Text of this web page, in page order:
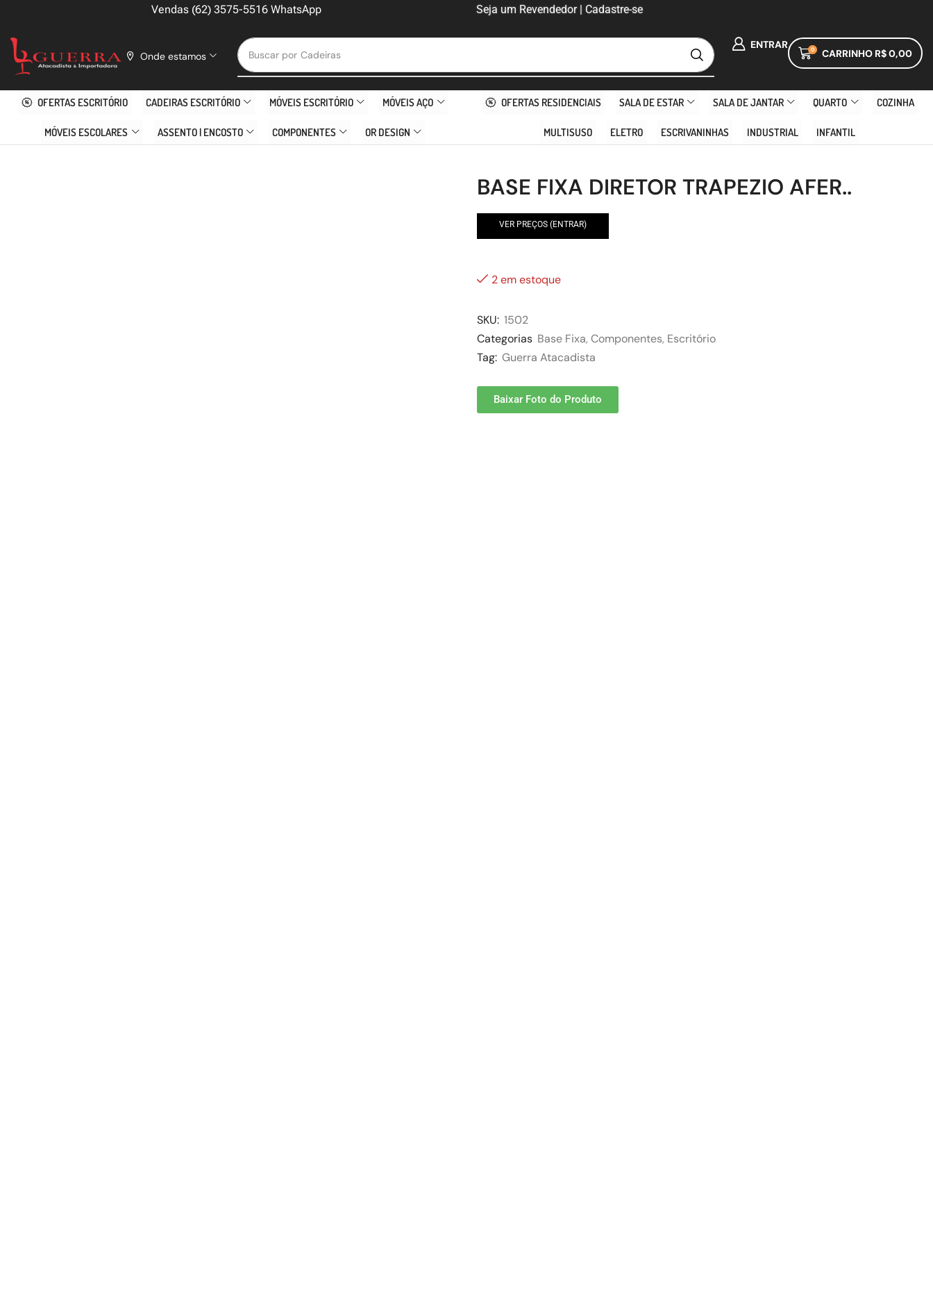
Vendas (62) 3575-5516 WhatsApp Seja um Revendedor | Cadastre-se
Onde estamos Buscar por Cadeiras
ENTRAR 0 CARRINHO R$0,00
OFERTAS ESCRITÓRIO CADEIRAS ESCRITÓRIO MÓVEIS ESCRITÓRIO MÓVEIS AÇO
MÓVEIS ESCOLARES ASSENTO | ENCOSTO COMPONENTES OR DESIGN
OFERTAS RESIDENCIAIS SALA DE ESTAR SALA DE JANTAR QUARTO COZINHA
MULTISUSO ELETRO ESCRIVANINHAS INDUSTRIAL INFANTIL
BASE FIXA DIRETOR TRAPEZIO AFER..
VER PREÇOS (ENTRAR)
2 em estoque
SKU: 1502
Categorias Base Fixa, Componentes, Escritório
Tag: Guerra Atacadista
Baixar Foto do Produto